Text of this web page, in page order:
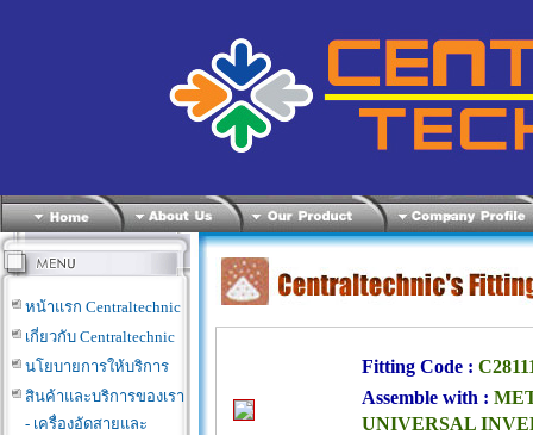
หน้าแรก Centraltechnic
เกี่ยวกับ Centraltechnic
นโยบายการให้บริการ
สินค้าและบริการของเรา
- เครื่องอัดสายและ
Fitting Code :
Assemble with :
UNIVERSAL